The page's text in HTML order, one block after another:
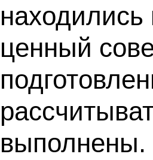
находились
ценный
выполнены.